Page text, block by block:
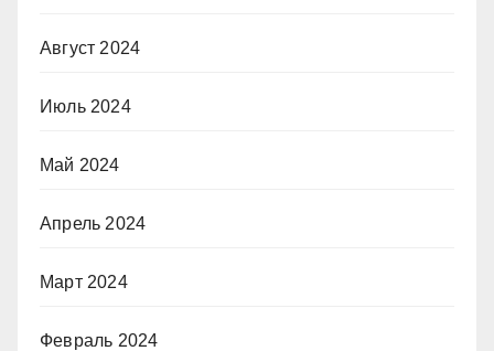
Август 2024
Июль 2024
Май 2024
Апрель 2024
Март 2024
Февраль 2024